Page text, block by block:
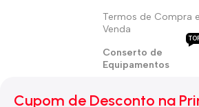
Termos de Compra e
Venda
Conserto de
Equipamentos
Cupom de Desconto na